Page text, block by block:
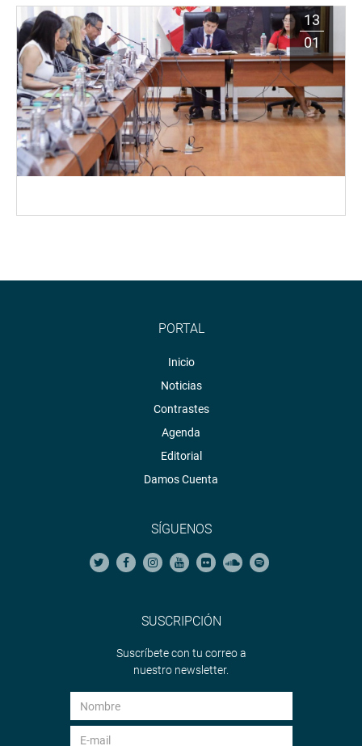
13
01
PORTAL
Inicio
Noticias
Contrastes
Agenda
Editorial
Damos Cuenta
SÍGUENOS
SUSCRIPCIÓN
Suscríbete con tu correo a
nuestro newsletter.